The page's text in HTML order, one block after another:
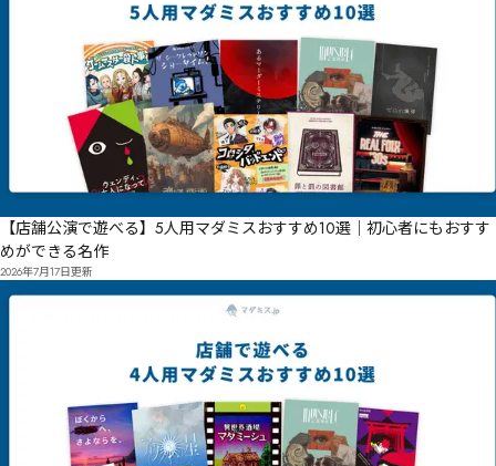
【店舗公演で遊べる】5人用マダミスおすすめ10選｜初心者にもおすす
めができる名作
2026年7月17日更新